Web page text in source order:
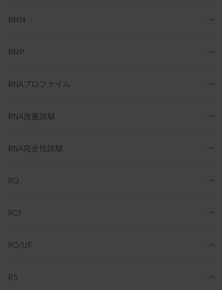
RMM →
RMP →
RNAプロファイル →
RNA含量試験 →
RNA完全性試験 →
RO →
ROI →
RO/UF →
RS →